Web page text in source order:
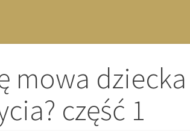
mowa
część 1